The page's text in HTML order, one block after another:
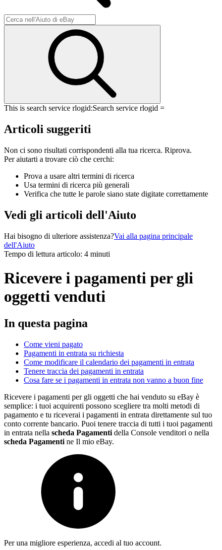
This is search service rlogid:Search service rlogid =
Articoli suggeriti
Non ci sono risultati corrispondenti alla tua ricerca. Riprova.
Per aiutarti a trovare ciò che cerchi:
Prova a usare altri termini di ricerca
Usa termini di ricerca più generali
Verifica che tutte le parole siano state digitate correttamente
Vedi gli articoli dell'Aiuto
Hai bisogno di ulteriore assistenza?Vai alla pagina principale
dell'Aiuto
Tempo di lettura articolo: 4 minuti
Ricevere i pagamenti per gli
oggetti venduti
In questa pagina
Come vieni pagato
Pagamenti in entrata su richiesta
Come modificare il calendario dei pagamenti in entrata
Tenere traccia dei pagamenti in entrata
Cosa fare se i pagamenti in entrata non vanno a buon fine
Ricevere i pagamenti per gli oggetti che hai venduto su eBay è
semplice: i tuoi acquirenti possono scegliere tra molti metodi di
pagamento e tu riceverai i pagamenti in entrata direttamente sul tuo
conto corrente bancario. Puoi tenere traccia di tutti i tuoi pagamenti
in entrata nella scheda Pagamenti della Console venditori o nella
scheda Pagamenti ne Il mio eBay.
Per una migliore esperienza, accedi al tuo account.